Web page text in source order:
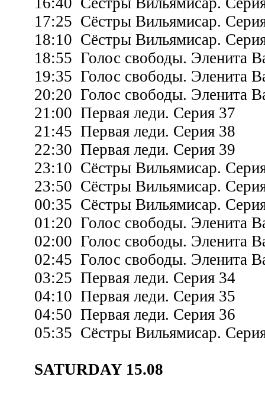
17:25 Сёстры Вильямисар.
18:10 Сёстры Вильямисар.
18:55 Голос свободы. Эленита
19:35 Голос свободы. Эленита
20:20 Голос свободы. Эленита
21:00 Первая леди. Серия 37
21:45 Первая леди. Серия 38
22:30 Первая леди. Серия 39
23:10 Сёстры Вильямисар.
23:50 Сёстры Вильямисар.
00:35 Сёстры Вильямисар.
01:20 Голос свободы. Эленита
02:00 Голос свободы. Эленита
02:45 Голос свободы. Эленита
03:25 Первая леди. Серия 34
04:10 Первая леди. Серия 35
04:50 Первая леди. Серия 36
05:35 Сёстры Вильямисар.
SATURDAY 15.08